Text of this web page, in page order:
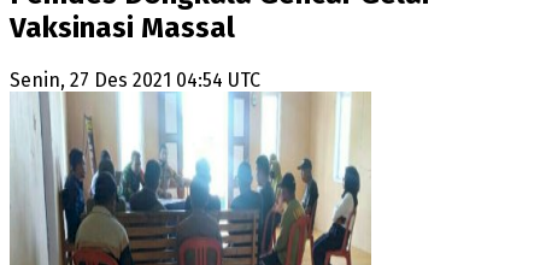
Vaksinasi Massal
Senin, 27 Des 2021 04:54 UTC